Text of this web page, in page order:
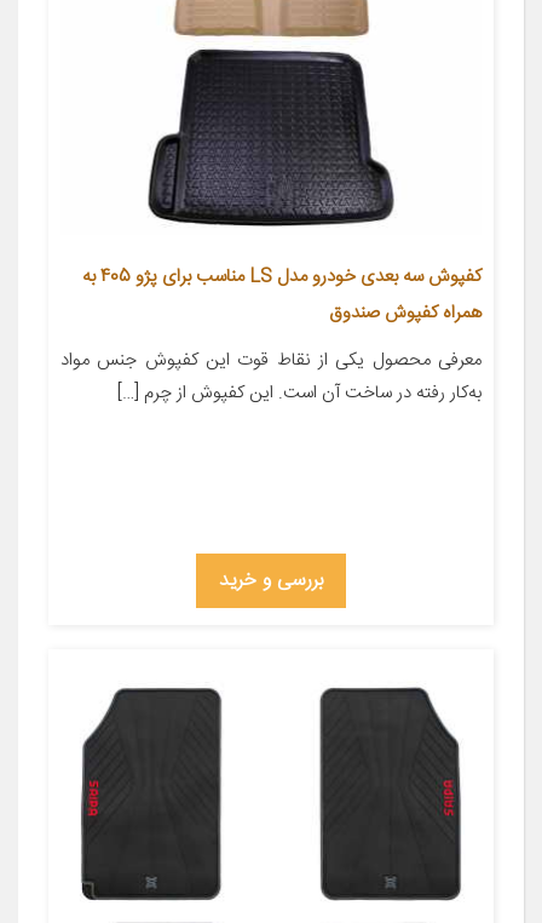
کفپوش سه بعدی خودرو مدل LS مناسب برای پژو 405 به
همراه کفپوش صندوق
معرفی محصول یکی از نقاط قوت این کفپوش جنس مواد
به‌کار رفته در ساخت آن است. این کفپوش از چرم […]
بررسی و خرید